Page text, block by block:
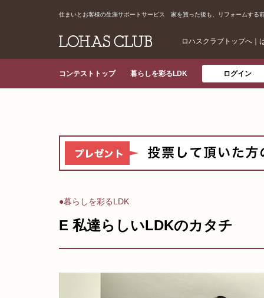
住まいとお客様の生涯サポートサービス 家を買った後も、リフォームする
ロハスクラブトップへ
コンテストトップ 暮らしを彩るLDK ログイン
●暮らしを彩るLDK
E 私達らしいLDKのカタチ